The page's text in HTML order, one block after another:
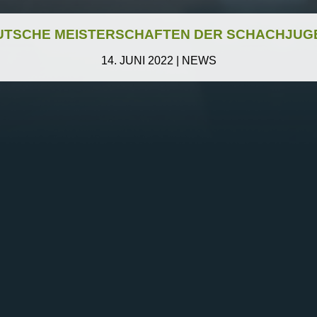
MEISTERSCHAFTEN DER
14. JUNI 2022 NEWS